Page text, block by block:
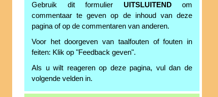
Gebruik dit formulier UITSLUITENDom
commentaar te geven op de inhoud van deze
pagina of op de commentaren van anderen.
Voor het doorgeven van taalfouten of fouten in
feiten: Klik op "Feedback geven".
Als u wilt reageren op deze pagina, vul dan de
volgende velden in.